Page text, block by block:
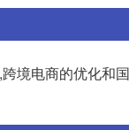
境电商的优化和